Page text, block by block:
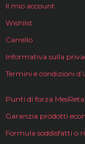
Il mio account
Wishlist
Carrello
Informativa sulla
Termini e condizioni
Punti di forza
Garanzia prodotti
Formula soddisfatti o